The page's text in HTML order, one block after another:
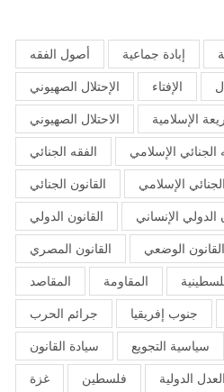
أصول الفقه إبادة جماعية
الإحتلال الصهيوني
الإفتاء
الاحتلال الصهيوني
الإسلامية
الفقه الجنائي
الجنائي الإسلامي
القانون الجنائي
الإسلامي
القانون الدولي
الدولي الإنساني
القانون المصري
القانون الوضعي
المقاصد
المقاومة
جرائم الحرب
جنوب إفريقيا
سيادة القانون
سياسية التجويع
غزة
فلسطين الدولية